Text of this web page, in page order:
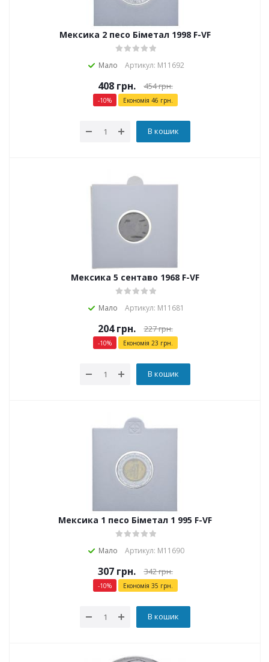
Мексика 2 песо Біметал 1998 F-VF
Мало Артикул: М11692
408грн. 454грн.
-10% Економія 46 грн.
В кошик
Мексика 5 сентаво 1968 F-VF
Мало Артикул: М11681
204грн. 227грн.
-10% Економія 23 грн.
В кошик
Мексика 1 песо Біметал 1 995 F-VF
Мало Артикул: М11690
307грн. 342грн.
-10% Економія 35 грн.
В кошик